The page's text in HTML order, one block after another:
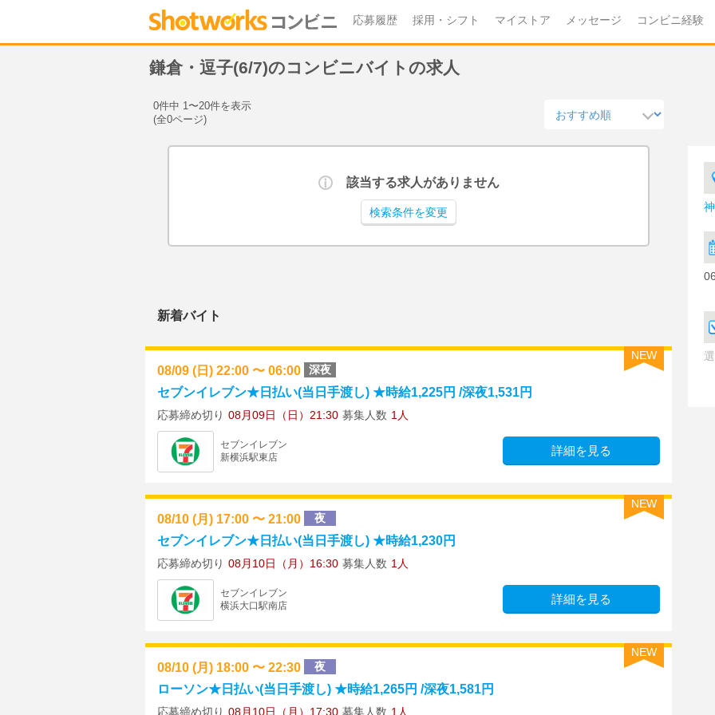
応募履歴 採用・シフト マイストア メッセージ コンビニ経験
鎌倉・逗子(6/7)のコンビニバイトの求人
0件中 1〜20件を表示
(全0ページ)
該当する求人がありません
検索条件を変更
新着バイト
NEW
08/09 (日) 22:00 〜 06:00 深夜
セブンイレブン★日払い(当日手渡し) ★時給1,225円 /深夜1,531円
応募締め切り 08月09日（日）21:30 募集人数 1人
セブンイレブン
新横浜駅東店
詳細を見る
NEW
08/10 (月) 17:00 〜 21:00 夜
セブンイレブン★日払い(当日手渡し) ★時給1,230円
応募締め切り 08月10日（月）16:30 募集人数 1人
セブンイレブン
横浜大口駅南店
詳細を見る
NEW
08/10 (月) 18:00 〜 22:30 夜
ローソン★日払い(当日手渡し) ★時給1,265円 /深夜1,581円
応募締め切り 08月10日（月）17:30 募集人数 1人